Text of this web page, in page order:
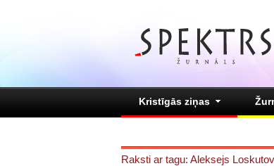
Kristīgās ziņas
Raksti ar tagu: Aleksejs